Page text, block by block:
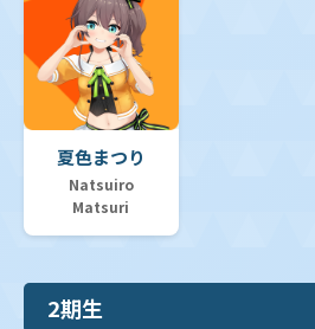
夏色まつり
Natsuiro
Matsuri
2期生